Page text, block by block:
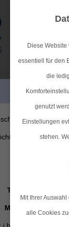
eine
Kontakt mit
Tel.:
Mobil:
Diese
essentiell für den
die
genutzt
Einstellungen
stehen.
Mit Ihrer
alle Cookies